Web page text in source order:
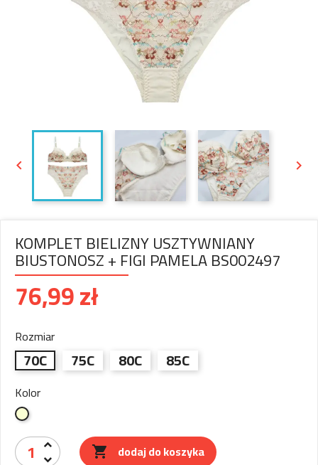
 
KOMPLET BIELIZNY USZTYWNIANY
BIUSTONOSZ + FIGI PAMELA BS002497
76,99 zł
Rozmiar
70C 75C 80C 85C
Kolor
Beżowy
 dodaj do koszyka